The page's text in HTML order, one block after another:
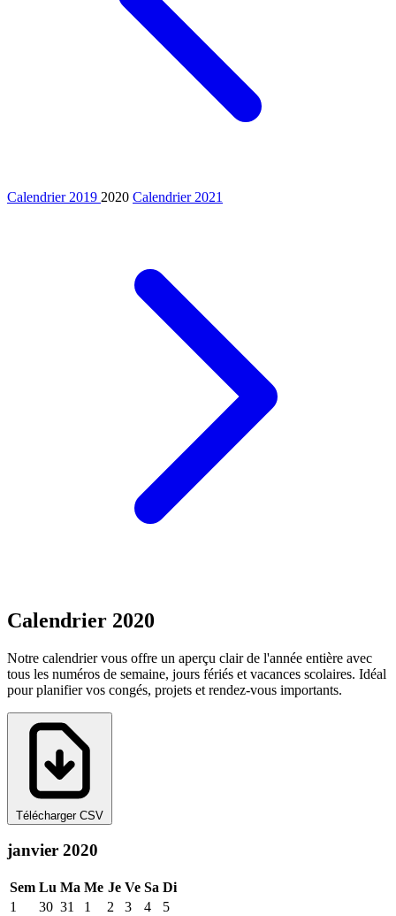
Calendrier 2019 2020 Calendrier 2021
Calendrier 2020
Notre calendrier vous offre un aperçu clair de l'année entière avec
tous les numéros de semaine, jours fériés et vacances scolaires. Idéal
pour planifier vos congés, projets et rendez-vous importants.
Télécharger CSV
janvier 2020
Sem Lu Ma Me Je Ve Sa Di
1
30 31 1 2 3 4
5